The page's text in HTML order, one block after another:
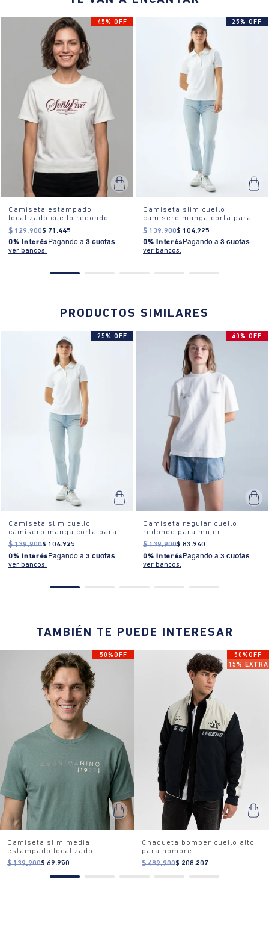
45% OFF
Camiseta estampado
localizado cuello redondo
para mujer
$ 129.900$ 71 .445
0% Interés Pagando a 3 cuotas.
ver bancos.
25% OFF
Camiseta slim cuello
camisero manga corta para
mujer
$ 139.900$ 104.925
0% Interés Pagando a 3 cuotas.
ver bancos.
PRODUCTOS SIMILARES
25% OFF
Camiseta slim cuello
camisero manga corta para
mujer
$ 139.900$ 104.925
0% Interés Pagando a 3 cuotas.
ver bancos.
40% OFF
Camiseta regular cuello
redondo para mujer
$ 139.900$ 83 .940
0% Interés Pagando a 3 cuotas.
ver bancos.
TAMBIÉN TE PUEDE INTERESAR
50%OFF
Camiseta slim media
estampado localizado
$ 139.900$ 69.950
50%OFF
15% EXTRA
Chaqueta bomber cuello alto
para hombre
$ 489.900$ 208.207